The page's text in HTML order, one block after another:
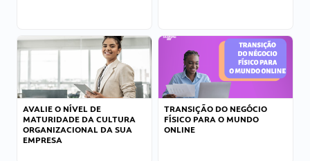
AVALIE O NÍVEL DE
MATURIDADE DA CULTURA
ORGANIZACIONAL DA SUA
EMPRESA
TRANSIÇÃO DO NEGÓCIO
FÍSICO PARA O MUNDO
ONLINE